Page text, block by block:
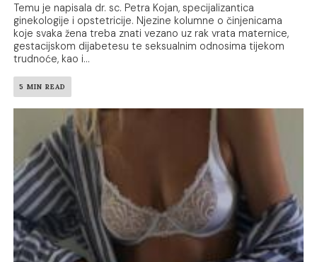
Temu je napisala dr. sc. Petra Kojan, specijalizantica
ginekologije i opstetricije. Njezine kolumne o činjenicama
koje svaka žena treba znati vezano uz rak vrata maternice,
gestacijskom dijabetesu te seksualnim odnosima tijekom
trudnoće, kao i...
5 MIN READ